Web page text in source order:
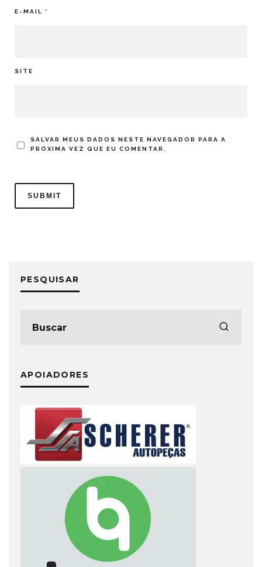
E-MAIL *
SITE
SALVAR MEUS DADOS NESTE NAVEGADOR PARA A
PRÓXIMA VEZ QUE EU COMENTAR.
PESQUISAR
APOIADORES